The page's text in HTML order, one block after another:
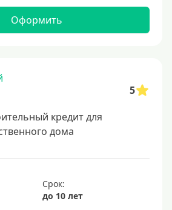
Оформить
5
кредит для
дома
Срок:
до 10 лет